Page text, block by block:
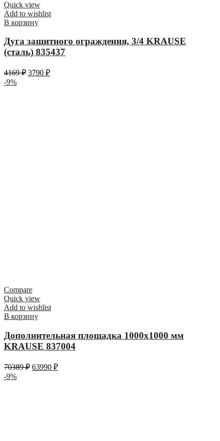
Quick view
Add to wishlist
В корзину
Дуга защитного ограждения, 3/4 KRAUSE
(сталь) 835437
4169₽ 3790 ₽
-9%
Compare
Quick view
Add to wishlist
В корзину
Дополнительная площадка 1000х1000 мм
KRAUSE 837004
70389₽ 63990 ₽
-9%